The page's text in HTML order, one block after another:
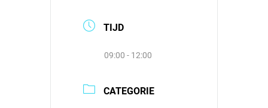
TIJD
09:00 - 12:00
CATEGORIE